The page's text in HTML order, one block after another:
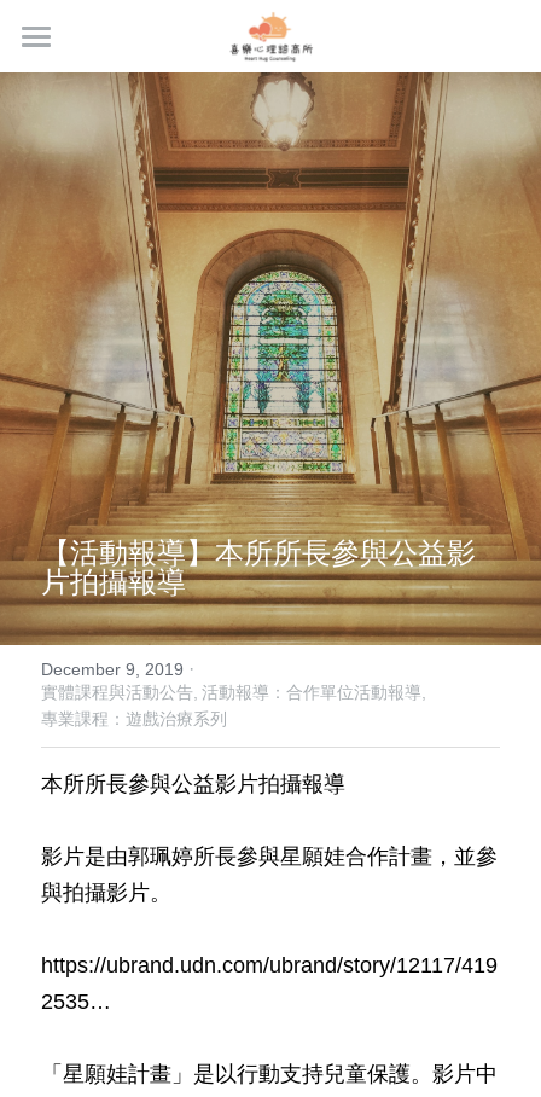
首頁
關於我們
服務內容
專業團隊
合作團隊
最新消息與好文
專業課程
場地租借
預約流程
我要預約
活動報導
15-45歲青壯心理健康方案
02-2981-0715
【活動報導】本所所長參與公益影
片拍攝報導
December 9, 2019 ·
實體課程與活動公告, 活動報導：合作單位活動報導,
專業課程：遊戲治療系列
本所所長參與公益影片拍攝報導
影片是由郭珮婷所長參與星願娃合作計畫，並參
與拍攝影片。
https://ubrand.udn.com/ubrand/story/12117/419
2535…
「星願娃計畫」是以行動支持兒童保護。影片中